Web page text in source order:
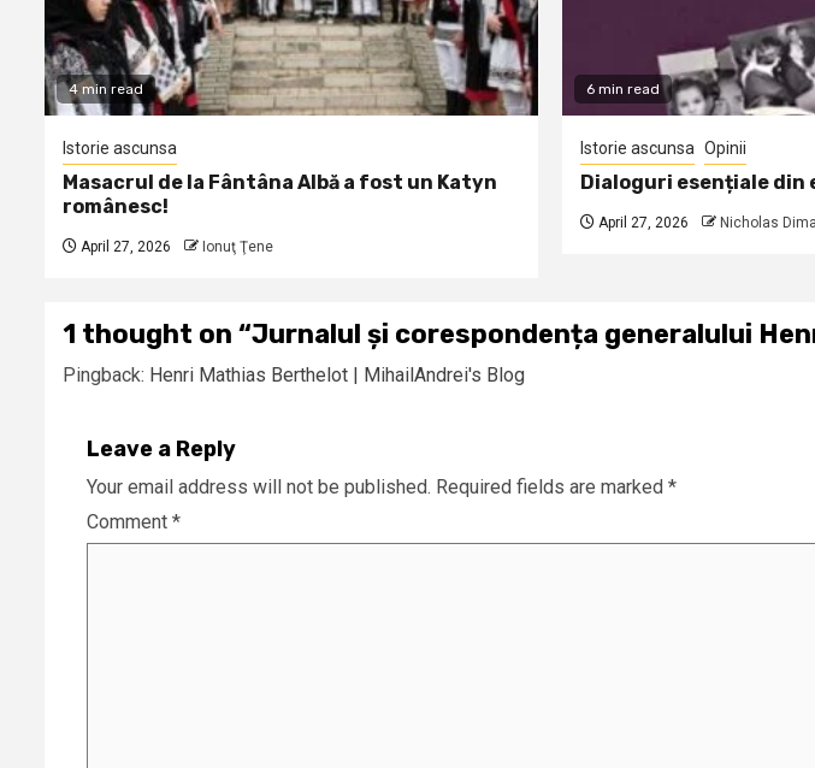
4 min read
Istorie ascunsa
Masacrul de la Fântâna Albă a fost un Katyn
românesc!
April 27, 2026 Ionuţ Ţene
6 min read
Istorie ascunsa Opinii
Dialoguri esențiale din
April 27, 2026 Nicholas Dima
1 thought on “Jurnalul și corespondența generalului
Pingback: Henri Mathias Berthelot | MihailAndrei's Blog
Leave a Reply
Your email address will not be published. Required fields are marked *
Comment *